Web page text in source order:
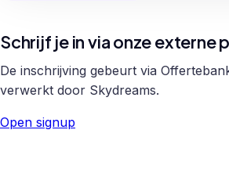
Schrijf je in via onze externe
De inschrijving gebeurt via
verwerkt door Skydreams.
Open signup